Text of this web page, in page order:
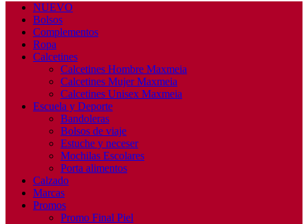
NUEVO
Bolsos
Complementos
Ropa
Calcetines
Calcetines Hombre Maxmeia
Calcetines Mujer Maxmeia
Calcetines Unisex Maxmeia
Escuela y Deporte
Bandoleras
Bolsos de viaje
Estuche y neceser
Mochilas Escolares
Porta alimentos
Calzado
Marcas
Promos
Promo Final Piel